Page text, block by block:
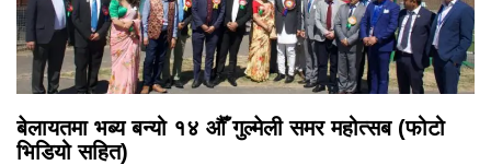
बेलायतमा भब्य बन्यो १४ औँ गुल्मेली समर महोत्सब (फोटो
भिडियो सहित)